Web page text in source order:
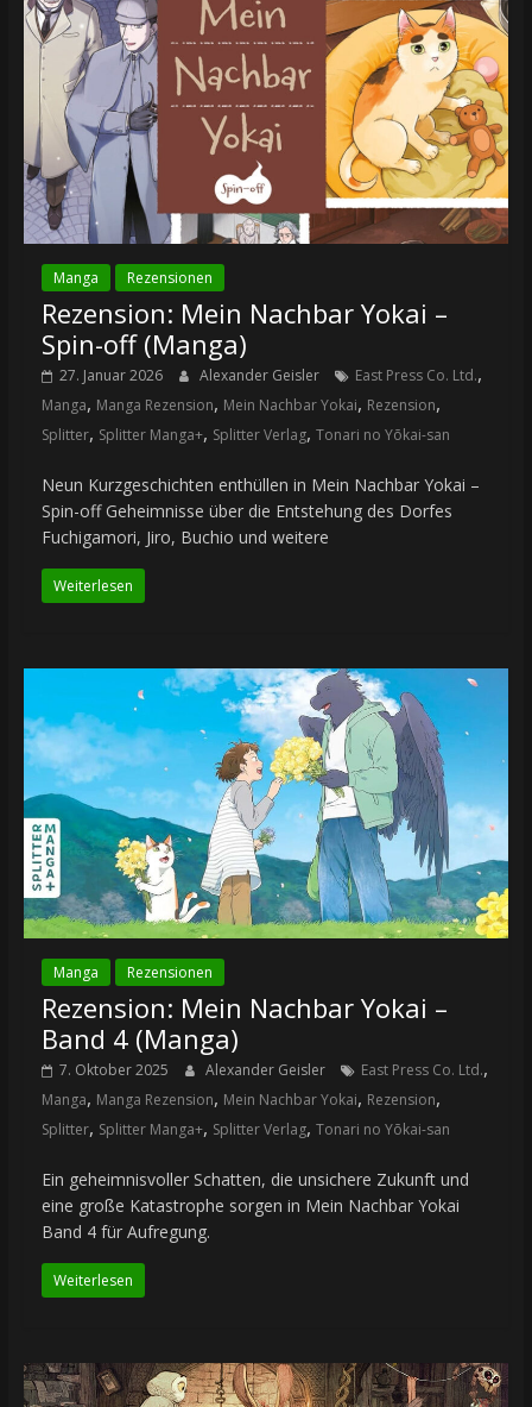
Manga Rezensionen
Rezension: Mein Nachbar Yokai –
Spin-off (Manga)
27. Januar 2026 Alexander Geisler East Press Co. Ltd.,
Manga, Manga Rezension, Mein Nachbar Yokai, Rezension,
Splitter, Splitter Manga+, Splitter Verlag, Tonari no Yōkai-san
Neun Kurzgeschichten enthüllen in Mein Nachbar Yokai –
Spin-off Geheimnisse über die Entstehung des Dorfes
Fuchigamori, Jiro, Buchio und weitere
Weiterlesen
Manga Rezensionen
Rezension: Mein Nachbar Yokai –
Band 4 (Manga)
7. Oktober 2025 Alexander Geisler East Press Co. Ltd.,
Manga, Manga Rezension, Mein Nachbar Yokai, Rezension,
Splitter, Splitter Manga+, Splitter Verlag, Tonari no Yōkai-san
Ein geheimnisvoller Schatten, die unsichere Zukunft und
eine große Katastrophe sorgen in Mein Nachbar Yokai
Band 4 für Aufregung.
Weiterlesen